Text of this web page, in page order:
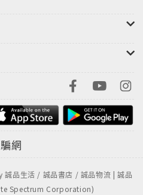
網
品生活 / 誠品書店 / 誠品物流 | 誠品
Spectrum Corporation)